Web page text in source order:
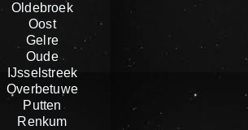
Oldebroek
Oost
Gelre
Oude
IJsselstreek
Overbetuwe
Putten
Renkum